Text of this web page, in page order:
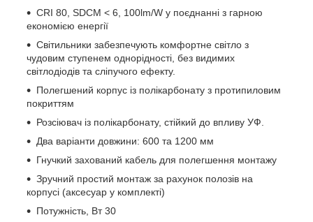
CRI 80, SDCM < 6, 100lm/W у поєднанні з гарною
економією енергії
Світильники забезпечують комфортне світло з
чудовим ступенем однорідності, без видимих ​​
світлодіодів та сліпучого ефекту.
Полегшений корпус із полікарбонату з протипиловим
покриттям
Розсіювач із полікарбонату, стійкий до впливу УФ.
Два варіанти довжини: 600 та 1200 мм
Гнучкий захований кабель для полегшення монтажу
Зручний простий монтаж за рахунок полозів на
корпусі (аксесуар у комплекті)
Потужність, Вт 30